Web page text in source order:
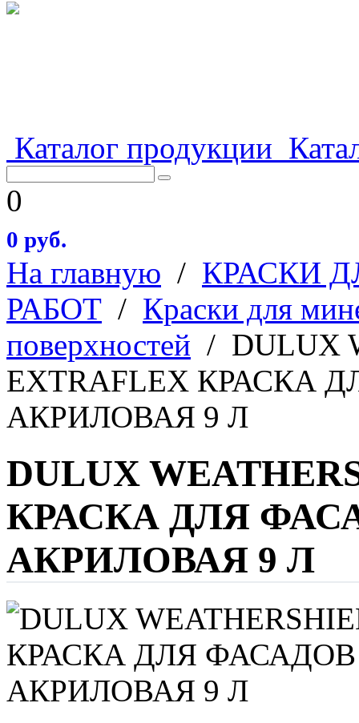
Каталог продукции
0
0 руб.
На главную / КРАСКИ
РАБОТ / Краски для
поверхностей / DULUX
EXTRAFLEX КРАСКА
АКРИЛОВАЯ 9 Л
DULUX
КРАСКА ДЛЯ
АКРИЛОВАЯ 9 Л